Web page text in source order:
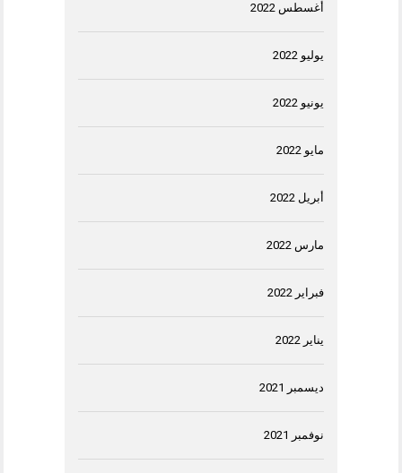
أغسطس 2022
يوليو 2022
يونيو 2022
مايو 2022
أبريل 2022
مارس 2022
فبراير 2022
يناير 2022
ديسمبر 2021
نوفمبر 2021